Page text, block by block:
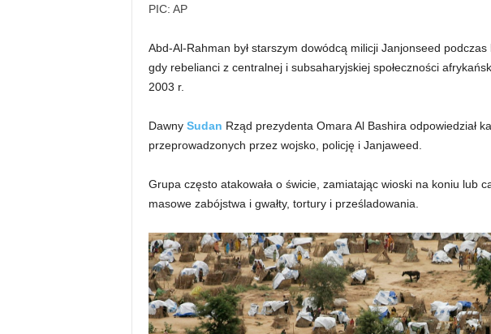
PIC: AP
Abd-Al-Rahman był starszym dowódcą milicji Janjonseed podczas
gdy rebelianci z centralnej i subsaharyjskiej społeczności
2003 r.
Dawny Sudan Rząd prezydenta Omara Al Bashira odpowiedział
przeprowadzonych przez wojsko, policję i Janjaweed.
Grupa często atakowała o świcie, zamiatając wioski na koniu lub
masowe zabójstwa i gwałty, tortury i prześladowania.